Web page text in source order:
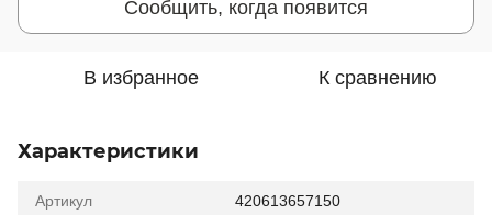
Сообщить, когда появится
В избранное К сравнению
Характеристики
Артикул 420613657150